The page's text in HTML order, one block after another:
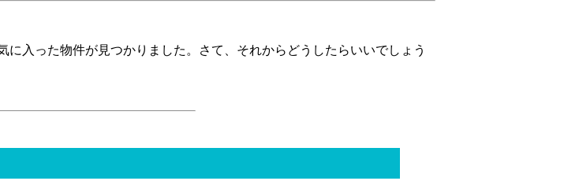
入った物件が見つかりました。さて、それからどうしたらいいでしょう